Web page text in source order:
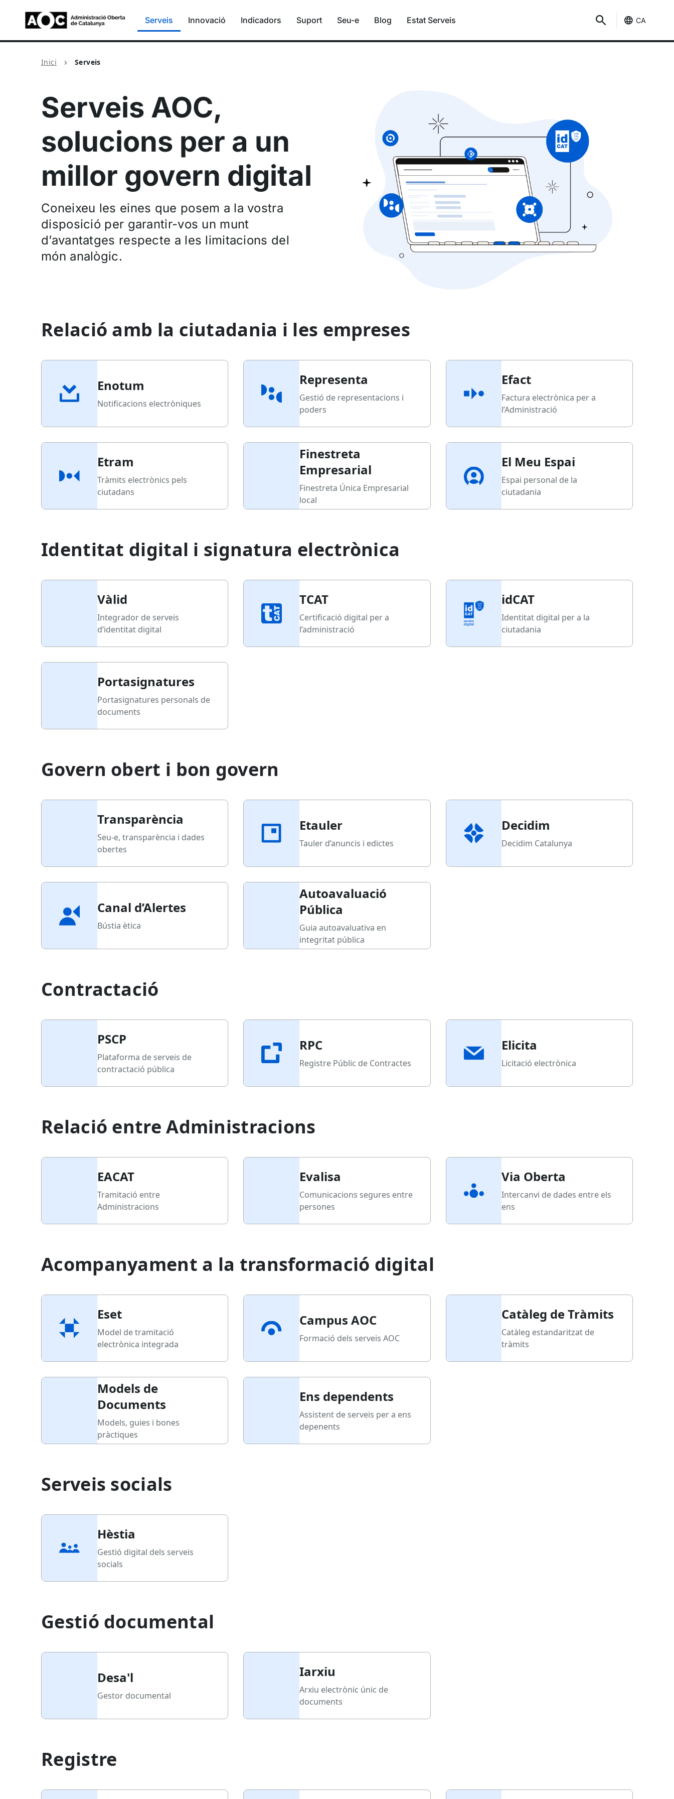
Serveis Innovació Indicadors Suport Seu-e Blog Estat Serveis CA
Inici Serveis
Serveis AOC,
solucions per a un
millor govern digital
Coneixeu les eines que posem a la vostra
disposició per garantir-vos un munt
d’avantatges respecte a les limitacions del
món analògic.
Relació amb la ciutadania i les empreses
Enotum
Notificacions electròniques
Representa
Gestió de representacions i
poders
Efact
Factura electrònica per a
l’Administració
Etram
Tràmits electrònics pels
ciutadans
Finestreta
Empresarial
Finestreta Única Empresarial
local
El Meu Espai
Espai personal de la
ciutadania
Identitat digital i signatura electrònica
Vàlid
Integrador de serveis
d’identitat digital
TCAT
Certificació digital per a
l’administració
idCAT
Identitat digital per a la
ciutadania
Portasignatures
Portasignatures personals de
documents
Govern obert i bon govern
Transparència
Seu-e, transparència i dades
obertes
Etauler
Tauler d’anuncis i edictes
Decidim
Decidim Catalunya
Canal d’Alertes
Bústia ètica
Autoavaluació
Pública
Guia autoavaluativa en
integritat pública
Contractació
PSCP
Plataforma de serveis de
contractació pública
RPC
Registre Públic de Contractes
Elicita
Licitació electrònica
Relació entre Administracions
EACAT
Tramitació entre
Administracions
Evalisa
Comunicacions segures entre
persones
Via Oberta
Intercanvi de dades entre els
ens
Acompanyament a la transformació digital
Eset
Model de tramitació
electrònica integrada
Campus AOC
Formació dels serveis AOC
Catàleg de Tràmits
Catàleg estandaritzat de
tràmits
Models de
Documents
Models, guies i bones
pràctiques
Ens dependents
Assistent de serveis per a ens
depenents
Serveis socials
Hèstia
Gestió digital dels serveis
socials
Gestió documental
Desa'l
Gestor documental
Iarxiu
Arxiu electrònic únic de
documents
Registre